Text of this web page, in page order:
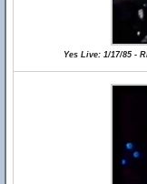
Yes Live: 1/17/85 -